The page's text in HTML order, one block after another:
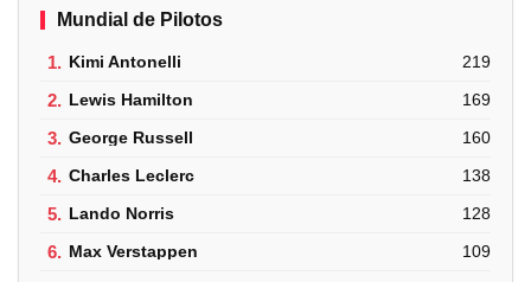
Mundial de Pilotos
1. Kimi Antonelli 219
2. Lewis Hamilton 169
3. George Russell 160
4. Charles Leclerc 138
5. Lando Norris 128
6. Max Verstappen 109